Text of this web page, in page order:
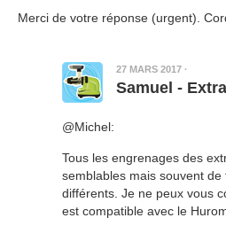
Merci de votre réponse (urgent).
27 MARS 2017 ·
Samuel -
@Michel:
Tous les engrenages des
semblables mais souvent
différents. Je ne peux vous
est compatible avec le